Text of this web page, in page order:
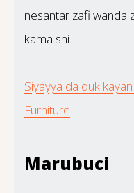
nesantar zafi wanda
kama shi.
Siyayya da duk
Furniture
Marubuci